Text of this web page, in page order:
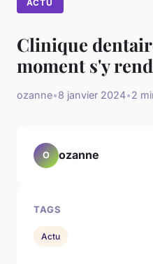
ACTU
Clinique
moment s'y
ozanne•8 janvier 2024•2
O ozanne
TAGS
Actu